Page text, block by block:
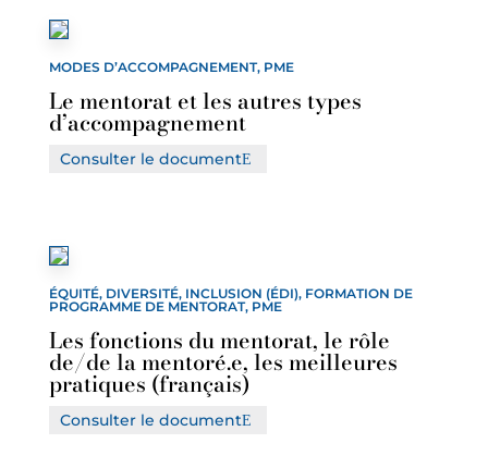
MODES D’ACCOMPAGNEMENT, PME
Le mentorat et les autres types
d’accompagnement
Consulter le document
ÉQUITÉ, DIVERSITÉ, INCLUSION (ÉDI), FORMATION DE
PROGRAMME DE MENTORAT, PME
Les fonctions du mentorat, le rôle
de/de la mentoré.e, les meilleures
pratiques (français)
Consulter le document